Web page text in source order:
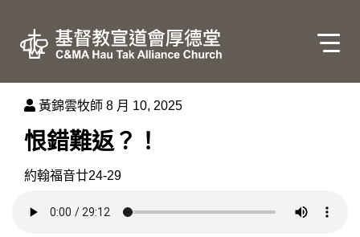
黃錦雲牧師 8 月 10, 2025
恨錯難返？！
約翰福音‬廿24‬-‭29